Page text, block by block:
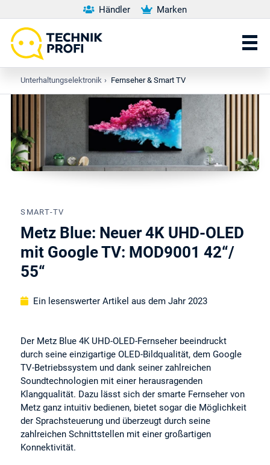
Händler Marken
Unterhaltungselektronik › Fernseher & Smart TV
SMART-TV
Metz Blue: Neuer 4K UHD-OLED
mit Google TV: MOD9001 42“/
55“
Ein lesenswerter Artikel aus dem Jahr 2023
Der Metz Blue 4K UHD-OLED-Fernseher beeindruckt
durch seine einzigartige OLED-Bildqualität, dem Google
TV-Betriebssystem und dank seiner zahlreichen
Soundtechnologien mit einer herausragenden
Klangqualität. Dazu lässt sich der smarte Fernseher von
Metz ganz intuitiv bedienen, bietet sogar die Möglichkeit
der Sprachsteuerung und überzeugt durch seine
zahlreichen Schnittstellen mit einer großartigen
Konnektivität.